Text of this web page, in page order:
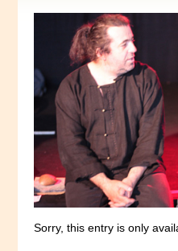
Sorry, this entry is only